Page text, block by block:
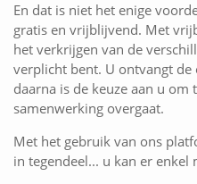
En dat is niet het enige
gratis en vrijblijvend. Met
het verkrijgen van de
verplicht bent. U ontvangt de
daarna is de keuze aan u om
samenwerking overgaat.
Met het gebruik van ons
in tegendeel... u kan er enkel